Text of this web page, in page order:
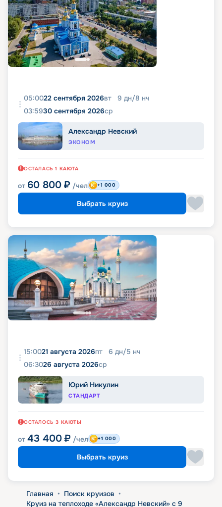
05:0022 сентября 2026вт 9 дн/8 нч
03:5930 сентября 2026ср
Александр Невский
ЭКОНОМ
ОСТАЛАСЬ 1 КАЮТА
от 60 800 ₽ /чел +1 000
Выбрать круиз
15:0021 августа 2026пт 6 дн/5 нч
06:3026 августа 2026ср
Юрий Никулин
СТАНДАРТ
ОСТАЛОСЬ 3 КАЮТЫ
от 43 400 ₽ /чел +1 000
Выбрать круиз
Главная • Поиск круизов •
Круиз на теплоходе «Александр Невский» с 9